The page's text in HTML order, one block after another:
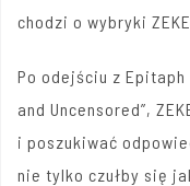
chodzi o wybryki
Po odejściu z Epitaph
and Uncensored”,
i poszukiwać
nie tylko czułby się